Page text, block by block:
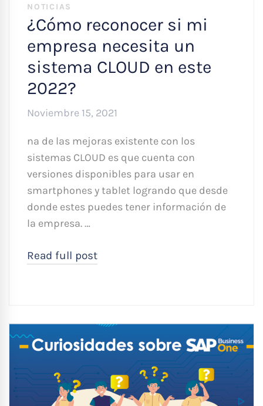
NOTICIAS
¿Cómo reconocer si mi
empresa necesita un
sistema CLOUD en este
2022?
Noviembre 15, 2021
na de las mejoras existente con los
sistemas CLOUD es que cuenta con
versiones disponibles para usar en
smartphones y tablet logrando que desde
donde estes puedes tener información de
la empresa. …
Read full post